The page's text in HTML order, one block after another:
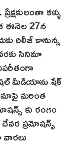
కళ్ళు
ఈనెల 27న
రిలీజ్ కానున్న
సినిమా
మీడియాను షేక్
మరింత
కు రంగం
దేవర ప్రమోషన్స్